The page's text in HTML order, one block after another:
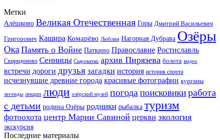
Метки
Алёшково Великая Отечественная Горы Дмитрий Васильевич
Григорович Кашира Комарёво Люблин Нагорная Дубрава Озёры
Ока Память о Войне Паткино Православие Ростиславль
Свиридоново Сенницы Сыроватко архив Пирязева болота видео
встречи дороги друзья загадки история история спорта
исчезнувшие древние города красивые фотографии курганы
легенды лекции люди озёрский музей погода поисковикиработа
с детьми родина Озёры родники рыбалка туризм
фотоохота центр Марии Савиной церкви экология
экскурсия
Последние материалы